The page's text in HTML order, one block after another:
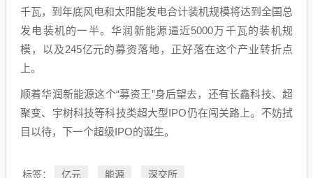
千瓦，到年底风电和太阳能发电合计装机规模将达到全国总
发电装机的一半。华润新能源逼近5000万千瓦的装机规
模，以及245亿元的募资落地，正好落在这个产业转折点
上。
顺着华润新能源这个“募资王”身后望去，还有长鑫科技、超
聚变、宇树科技等科技类超大型IPO仍在闯关路上。不妨拭
目以待，下一个超级IPO的诞生。
标签： 亿元 能源 深交所